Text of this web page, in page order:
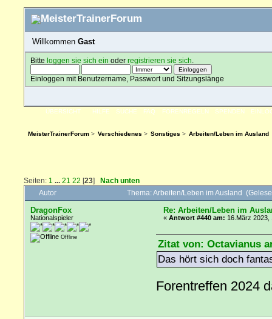
Willkommen Gast
Bitteloggen sie sich ein oderregistrieren sie sich
Einloggen mit Benutzername, Passwort und Sitzungslänge
ÜBERSICHT HILFE SUCHE FAQ FORENREGELN SPENDEN
MeisterTrainerForum> Verschiedenes > Sonstiges > Arbeiten/Leben im Ausland
Seiten: 1 ...21 22 [23] Nach unten
Autor Thema: Arbeiten/Leben im Ausland
DragonFox
Nationalspieler
Offline
Re: Arbeiten/Leben im
«Antwort #440 am: 16.März 2023,
Zitat von: Octavianus
Das hört sich doch
Forentreffen 2024